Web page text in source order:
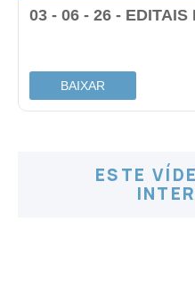
03 - 06 - 26 - EDITAIS
BAIXAR
ESTE